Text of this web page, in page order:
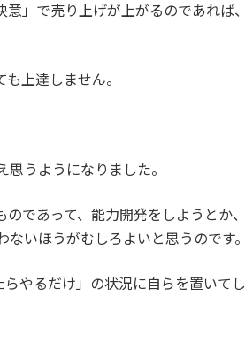
」で売り上げが上がるのであれば、
上達しません。
うようになりました。
であって、能力開発をしようとか、
いほうがむしろよいと思うのです。
やるだけ」の状況に自らを置いてし